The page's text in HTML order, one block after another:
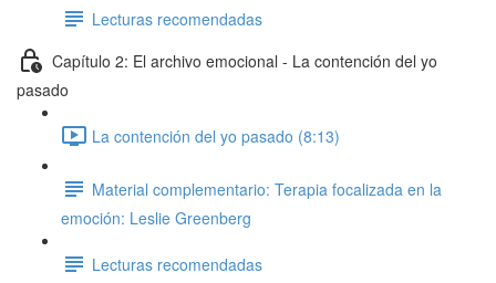
Lecturas recomendadas
Capítulo 2: El archivo emocional - La contención del yo
pasado
La contención del yo pasado (8:13)
Material complementario: Terapia focalizada en la
emoción: Leslie Greenberg
Lecturas recomendadas